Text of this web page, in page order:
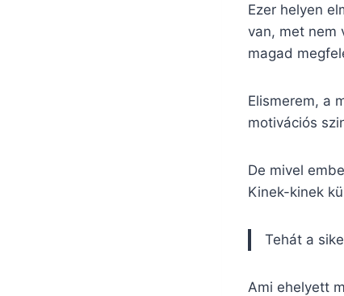
Ezer helyen
van, met nem
magad
Elismerem, a
motivációs
De mivel
Kinek-kinek
Tehát a
Ami ehelyett